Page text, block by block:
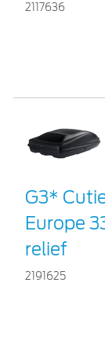
2117636
G3*
Europe
relief
2191625